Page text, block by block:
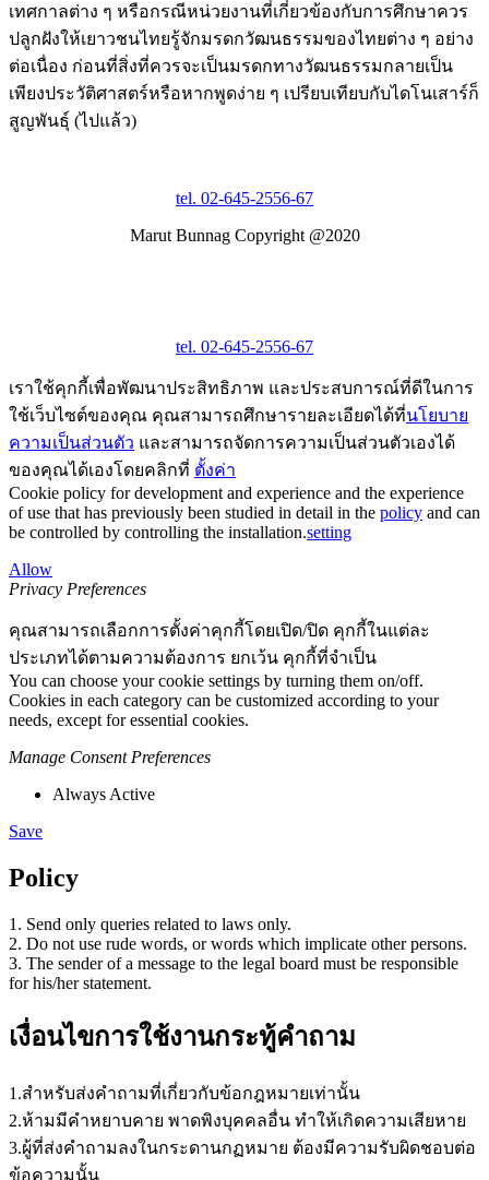
เทศกาลต่าง ๆ หรือกรณีหน่วยงานที่เกี่ยวข้องกับการศึกษาควร
ปลูกฝังให้เยาวชนไทยรู้จักมรดกวัฒนธรรมของไทยต่าง ๆ อย่าง
ต่อเนื่อง ก่อนที่สิ่งที่ควรจะเป็นมรดกทางวัฒนธรรมกลายเป็น
เพียงประวัติศาสตร์หรือหากพูดง่าย ๆ เปรียบเทียบกับไดโนเสาร์ก็
สูญพันธุ์ (ไปแล้ว)
tel. 02-645-2556-67
Marut Bunnag Copyright @2020
tel. 02-645-2556-67
เราใช้คุกกี้เพื่อพัฒนาประสิทธิภาพ และประสบการณ์ที่ดีในการ
ใช้เว็บไซต์ของคุณ คุณสามารถศึกษารายละเอียดได้ที่นโยบาย
ความเป็นส่วนตัว และสามารถจัดการความเป็นส่วนตัวเองได้
ของคุณได้เองโดยคลิกที่ ตั้งค่า
Cookie policy for development and experience and the experience
of use that has previously been studied in detail in the policy and can
be controlled by controlling the installation.setting
Allow
Privacy Preferences
คุณสามารถเลือกการตั้งค่าคุกกี้โดยเปิด/ปิด คุกกี้ในแต่ละ
ประเภทได้ตามความต้องการ ยกเว้น คุกกี้ที่จำเป็น
You can choose your cookie settings by turning them on/off.
Cookies in each category can be customized according to your
needs, except for essential cookies.
Manage Consent Preferences
Always Active
Save
Policy
1. Send only queries related to laws only.
2. Do not use rude words, or words which implicate other persons.
3. The sender of a message to the legal board must be responsible
for his/her statement.
เงื่อนไขการใช้งานกระทู้คำถาม
1.สำหรับส่งคำถามที่เกี่ยวกับข้อกฎหมายเท่านั้น
2.ห้ามมีคำหยาบคาย พาดพิงบุคคลอื่น ทำให้เกิดความเสียหาย
3.ผู้ที่ส่งคำถามลงในกระดานกฏหมาย ต้องมีความรับผิดชอบต่อ
ข้อความนั้น